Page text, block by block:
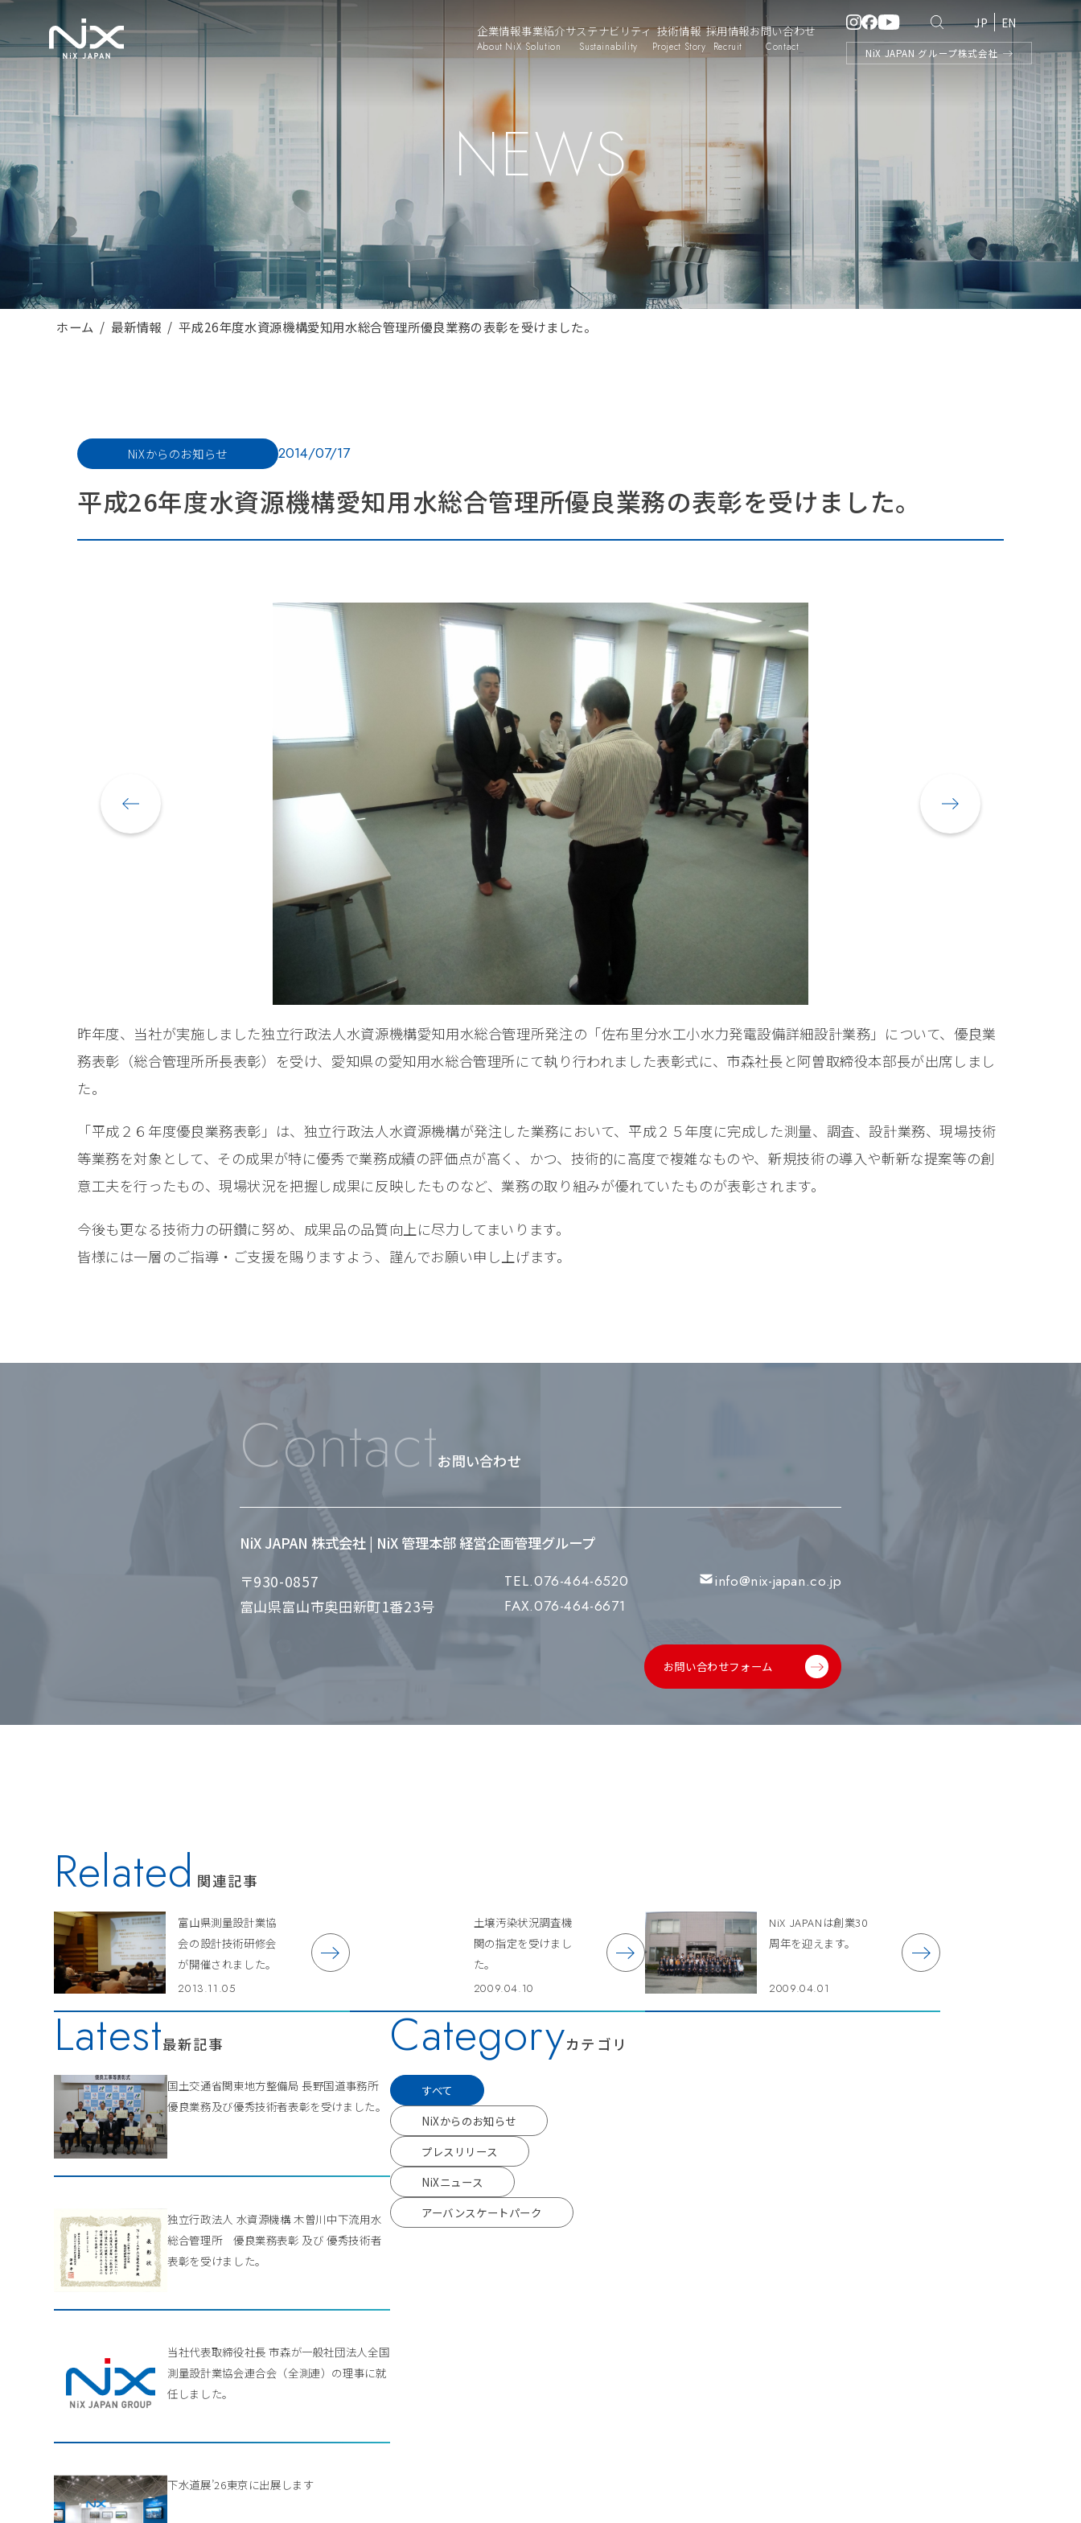
企業情報
About NiX
事業紹介
Solution
サステナビリティ
Sustainability
技術情報
Project Story
採用情報
Recruit
お問い合わせ
Contact
EN
JP
NiX JAPAN グループ株式会社
NEWS
ホーム 最新情報 平成26年度水資源機構愛知用水総合管理所優良業務の表彰を受けました。
NiXからのお知らせ 2014/07/17
平成26年度水資源機構愛知用水総合管理所優良業務の表彰を受けました。
昨年度、当社が実施しました独立行政法人水資源機構愛知用水総合管理所発注の「佐布里分水工小水力発電設備詳細設計業務」について、優良業
務表彰（総合管理所所長表彰）を受け、愛知県の愛知用水総合管理所にて執り行われました表彰式に、市森社長と阿曽取締役本部長が出席しまし
た。
「平成２６年度優良業務表彰」は、独立行政法人水資源機構が発注した業務において、平成２５年度に完成した測量、調査、設計業務、現場技術
等業務を対象として、その成果が特に優秀で業務成績の評価点が高く、かつ、技術的に高度で複雑なものや、新規技術の導入や斬新な提案等の創
意工夫を行ったもの、現場状況を把握し成果に反映したものなど、業務の取り組みが優れていたものが表彰されます。
今後も更なる技術力の研鑽に努め、成果品の品質向上に尽力してまいります。
皆様には一層のご指導・ご支援を賜りますよう、謹んでお願い申し上げます。
Contactお問い合わせ
NiX JAPAN 株式会社 | NiX 管理本部 経営企画管理グループ
〒930-0857
富山県富山市奥田新町1番23号
TEL.076-464-6520
FAX.076-464-6671
info@nix-japan.co.jp
お問い合わせフォーム
Related 関連記事
富山県測量設計業協
会の設計技術研修会
が開催されました。
2013.11.05
土壌汚染状況調査機
関の指定を受けまし
た。
2009.04.10
NiX JAPANは創業30
周年を迎えます。
2009.04.01
Latest最新記事
国土交通省関東地方整備局 長野国道事務所
優良業務及び優秀技術者表彰を受けました。
独立行政法人 水資源機構 木曽川中下流用水
総合管理所 優良業務表彰 及び 優秀技術者
表彰を受けました。
当社代表取締役社長 市森が一般社団法人全国
測量設計業協会連合会（全測連）の理事に就
任しました。
下水道展’26東京に出展します
Categoryカテゴリ
すべて
NiXからのお知らせ
プレスリリース
NiXニュース
アーバンスケートパーク